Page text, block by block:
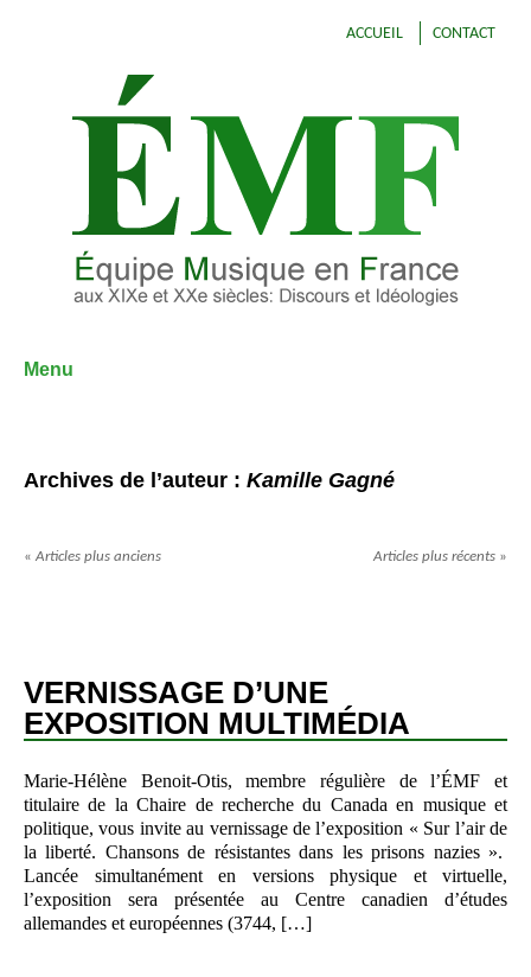
ACCUEIL CONTACT
Menu
Archives de l’auteur : Kamille Gagné
« Articles plus anciens Articles plus récents »
VERNISSAGE D’UNE
EXPOSITION MULTIMÉDIA
Marie-Hélène Benoit-Otis, membre régulière de l’ÉMF et
titulaire de la Chaire de recherche du Canada en musique et
politique, vous invite au vernissage de l’exposition « Sur l’air de
la liberté. Chansons de résistantes dans les prisons nazies ».
Lancée simultanément en versions physique et virtuelle,
l’exposition sera présentée au Centre canadien d’études
allemandes et européennes (3744, […]